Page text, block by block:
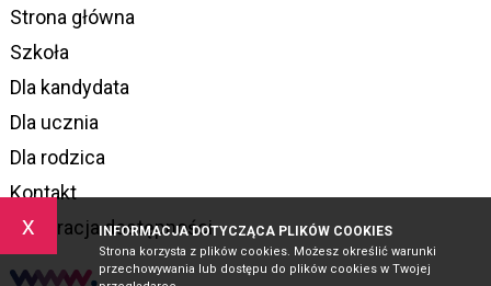
x INFORMACJA DOTYCZĄCA PLIKÓW COOKIES
Strona korzysta z plików cookies. Możesz określić warunki
przechowywania lub dostępu do plików cookies w Twojej
Strona główna
Szkoła
Dla kandydata
Dla ucznia
Dla rodzica
Kontakt
Deklaracja dostępności